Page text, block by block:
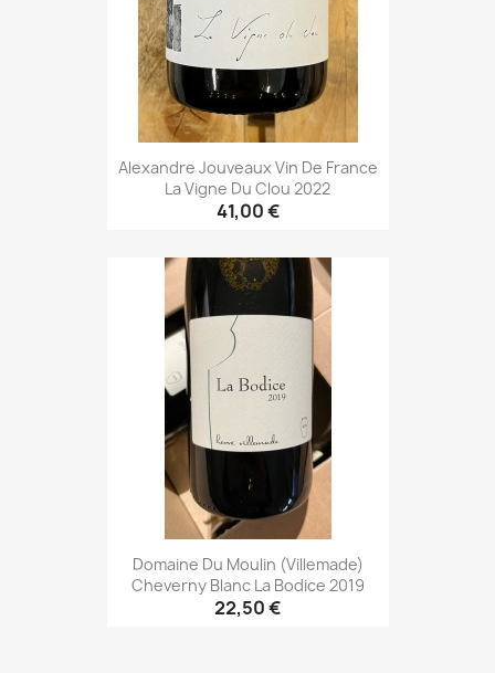
Alexandre Jouveaux Vin De France
La Vigne Du Clou 2022
41,00 €
Domaine Du Moulin (Villemade)
Cheverny Blanc La Bodice 2019
22,50 €